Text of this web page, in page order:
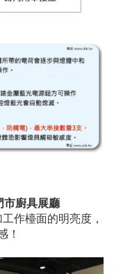
市廚具展廳
作檯面的明亮度，
！